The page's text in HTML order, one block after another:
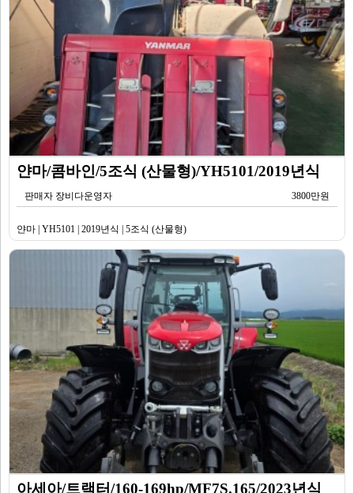
얀마/콤바인/5조식 (산물형)/YH5101/2019년식
판매자 장비다운영자 3800만원
얀마 | YH5101 | 2019년식 | 5조식 (산물형)
아세아/트랙터/160-169hp/MF7S.165/2023년식